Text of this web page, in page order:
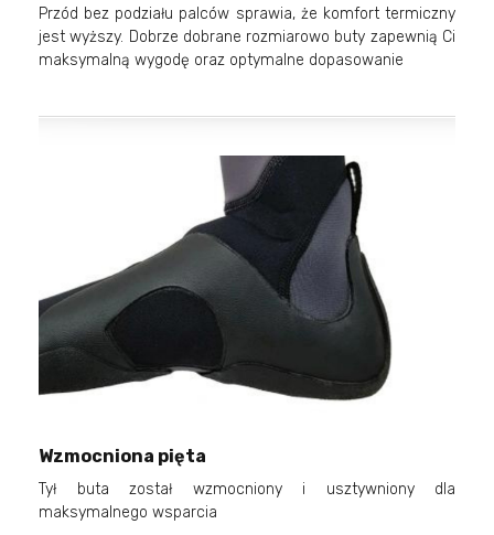
Przód bez podziału palców sprawia, że komfort termiczny
jest wyższy. Dobrze dobrane rozmiarowo buty zapewnią Ci
maksymalną wygodę oraz optymalne dopasowanie
Wzmocniona pięta
Tył buta został wzmocniony i usztywniony dla
maksymalnego wsparcia